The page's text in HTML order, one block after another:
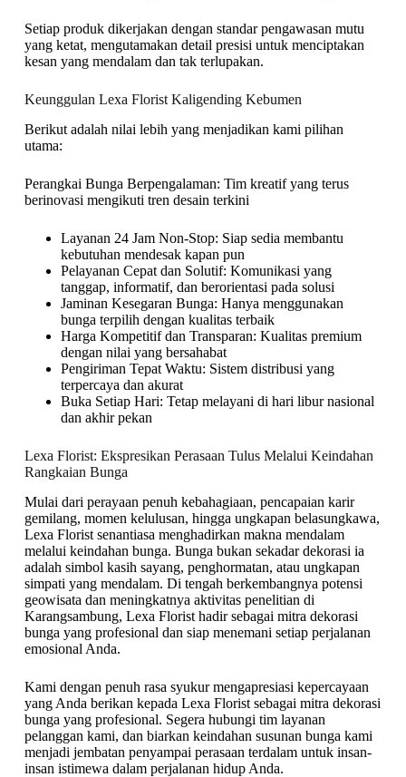
Setiap produk dikerjakan dengan standar pengawasan mutu
yang ketat, mengutamakan detail presisi untuk menciptakan
kesan yang mendalam dan tak terlupakan.
Keunggulan Lexa Florist Kaligending Kebumen
Berikut adalah nilai lebih yang menjadikan kami pilihan
utama:
Perangkai Bunga Berpengalaman: Tim kreatif yang terus
berinovasi mengikuti tren desain terkini
Layanan 24 Jam Non-Stop: Siap sedia membantu
kebutuhan mendesak kapan pun
Pelayanan Cepat dan Solutif: Komunikasi yang
tanggap, informatif, dan berorientasi pada solusi
Jaminan Kesegaran Bunga: Hanya menggunakan
bunga terpilih dengan kualitas terbaik
Harga Kompetitif dan Transparan: Kualitas premium
dengan nilai yang bersahabat
Pengiriman Tepat Waktu: Sistem distribusi yang
terpercaya dan akurat
Buka Setiap Hari: Tetap melayani di hari libur nasional
dan akhir pekan
Lexa Florist: Ekspresikan Perasaan Tulus Melalui Keindahan
Rangkaian Bunga
Mulai dari perayaan penuh kebahagiaan, pencapaian karir
gemilang, momen kelulusan, hingga ungkapan belasungkawa,
Lexa Florist senantiasa menghadirkan makna mendalam
melalui keindahan bunga. Bunga bukan sekadar dekorasi ia
adalah simbol kasih sayang, penghormatan, atau ungkapan
simpati yang mendalam. Di tengah berkembangnya potensi
geowisata dan meningkatnya aktivitas penelitian di
Karangsambung, Lexa Florist hadir sebagai mitra dekorasi
bunga yang profesional dan siap menemani setiap perjalanan
emosional Anda.
Kami dengan penuh rasa syukur mengapresiasi kepercayaan
yang Anda berikan kepada Lexa Florist sebagai mitra dekorasi
bunga yang profesional. Segera hubungi tim layanan
pelanggan kami, dan biarkan keindahan susunan bunga kami
menjadi jembatan penyampai perasaan terdalam untuk insan-
insan istimewa dalam perjalanan hidup Anda.